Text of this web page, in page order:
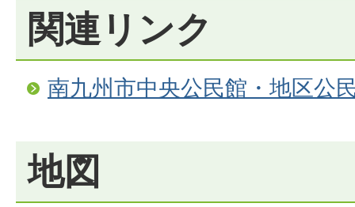
関連リンク
南九州市中央公民館・地区公
地図